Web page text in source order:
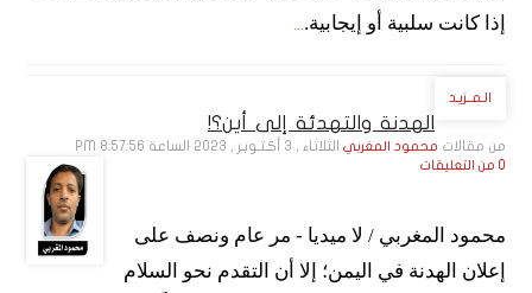
إذا كانت سلبية أو إيجابية.
الـمــزيـد
الهدنة والتهدئة إلى أين؟!
من مقالات محمود المغربي الثلاثاء , 3 أكـتـوبـر , 2023 الساعة 8:57:56 PM
0 من التعليقات
محمود المغربي / لا ميديا - مر عام ونصف على
إعلان الهدنة في اليمن؛ إلا أن التقدم نحو السلام